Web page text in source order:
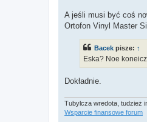
A jeśli musi być coś
Ortofon Vinyl Master
Bacek pisze: ↑
Eska? Noe
Dokładnie.
Tubylcza wredota, tudzież
Wsparcie finansowe forum